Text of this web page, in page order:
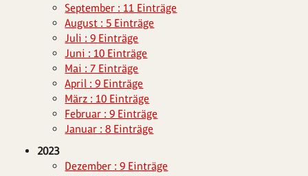
September : 11 Einträge
August : 5 Einträge
Juli : 9 Einträge
Juni : 10 Einträge
Mai : 7 Einträge
April : 9 Einträge
März : 10 Einträge
Februar : 9 Einträge
Januar : 8 Einträge
2023
Dezember : 9 Einträge